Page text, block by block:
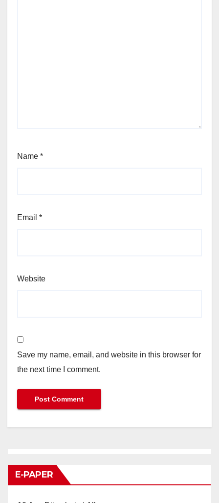
Name *
Email *
Website
Save my name, email, and website in this browser for
the next time I comment.
E-PAPER